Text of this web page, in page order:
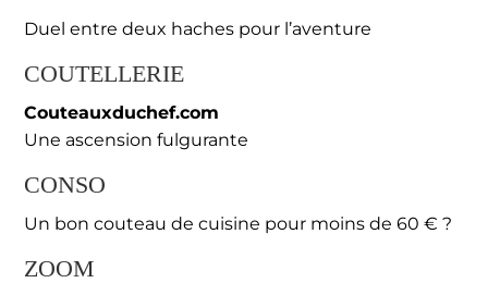
Duel entre deux haches pour l’aventure
COUTELLERIE
Couteauxduchef.com
Une ascension fulgurante
CONSO
Un bon couteau de cuisine pour moins de 60 € ?
ZOOM